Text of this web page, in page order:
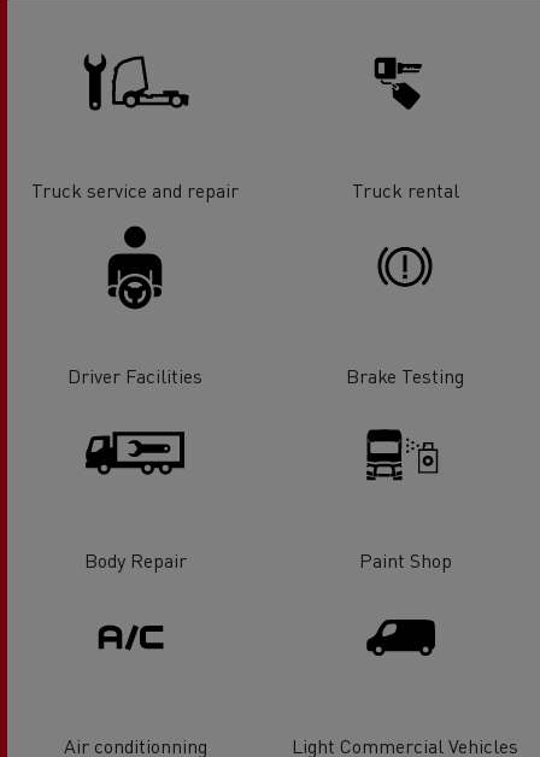
Truck service and repair Truck rental
Driver Facilities Brake Testing
Body Repair Paint Shop
Air conditionning Light Commercial Vehicles